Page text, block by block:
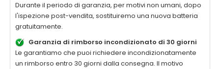
Durante il periodo di garanzia, per motivi non umani, dopo
l'ispezione post-vendita, sostituiremo una nuova batteria
gratuitamente.
Garanzia di rimborso incondizionato di 30 giorni
Le garantiamo che puoi richiedere incondizionatamente
un rimborso entro 30 giorni dalla consegna. Il motivo